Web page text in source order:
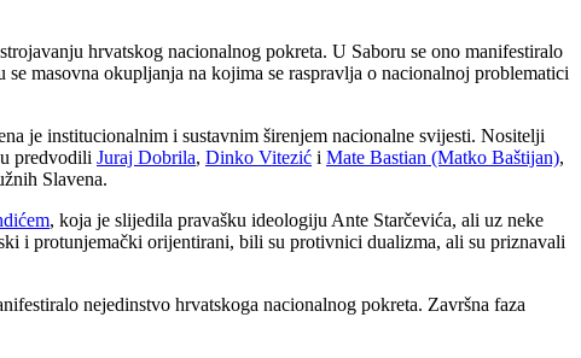
hrvatskog nacionalnog pokreta. U Saboru se ono manifestiralo
masovna okupljanja na kojima se raspravlja o nacionalnoj problematici
je institucionalnim i sustavnim širenjem nacionalne svijesti. Nositelji
predvodili Juraj Dobrila, Dinko Vitezić i Mate Bastian (Matko Baštijan),
Slavena.
, koja je slijedila pravašku ideologiju Ante Starčevića, ali uz neke
i protunjemački orijentirani, bili su protivnici dualizma, ali su priznavali
nejedinstvo hrvatskoga nacionalnog pokreta. Završna faza